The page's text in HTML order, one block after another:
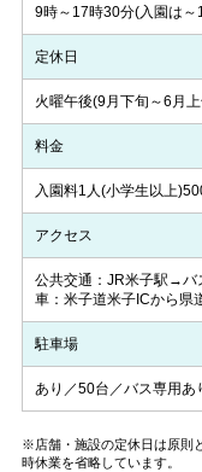
9時～17時30分(入園は～
定休日
火曜午後(9月下旬～6月
料金
入園料1人(小学生以上
アクセス
公共交通：JR米子駅→バ
車：米子道米子ICから県
駐車場
あり／50台／バス専用あ
※店舗・施設の定休日は原則
時休業を省略しています。